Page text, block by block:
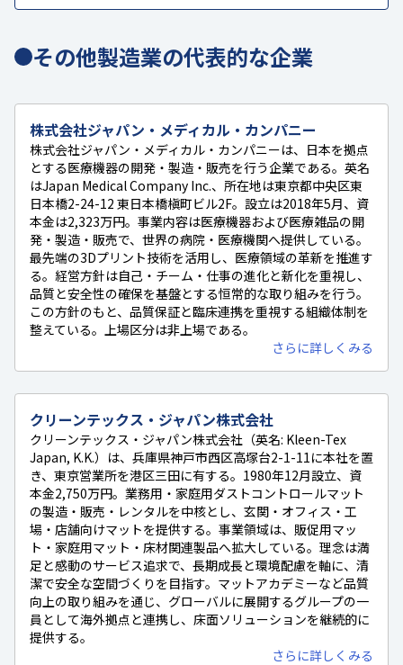
その他製造業の代表的な企業
株式会社ジャパン・メディカル・カンパニー
株式会社ジャパン・メディカル・カンパニーは、日本を拠点
とする医療機器の開発・製造・販売を行う企業である。英名
はJapan Medical Company Inc.、所在地は東京都中央区東
日本橋2-24-12 東日本橋槇町ビル2F。設立は2018年5月、資
本金は2,323万円。事業内容は医療機器および医療雑品の開
発・製造・販売で、世界の病院・医療機関へ提供している。
最先端の3Dプリント技術を活用し、医療領域の革新を推進す
る。経営方針は自己・チーム・仕事の進化と新化を重視し、
品質と安全性の確保を基盤とする恒常的な取り組みを行う。
この方針のもと、品質保証と臨床連携を重視する組織体制を
整えている。上場区分は非上場である。
さらに詳しくみる
クリーンテックス・ジャパン株式会社
クリーンテックス・ジャパン株式会社（英名: Kleen-Tex
Japan, K.K.）は、兵庫県神戸市西区高塚台2-1-11に本社を置
き、東京営業所を港区三田に有する。1980年12月設立、資
本金2,750万円。業務用・家庭用ダストコントロールマット
の製造・販売・レンタルを中核とし、玄関・オフィス・工
場・店舗向けマットを提供する。事業領域は、販促用マッ
ト・家庭用マット・床材関連製品へ拡大している。理念は満
足と感動のサービス追求で、長期成長と環境配慮を軸に、清
潔で安全な空間づくりを目指す。マットアカデミーなど品質
向上の取り組みを通じ、グローバルに展開するグループの一
員として海外拠点と連携し、床面ソリューションを継続的に
提供する。
さらに詳しくみる